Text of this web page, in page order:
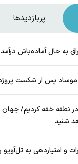
پربازدیدها
به حال آماده‌باش
موساد پس از شکست پروژه
نطفه خفه کردیم/
شنید
و امتیازدهی به تل‌آویو